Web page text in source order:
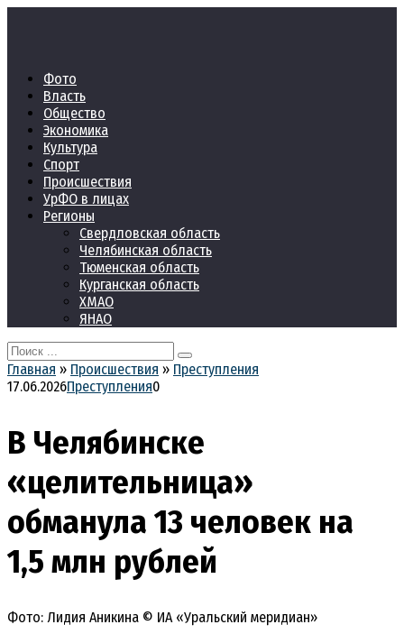
Фото
Власть
Общество
Экономика
Культура
Спорт
Происшествия
УрФО в лицах
Регионы
Свердловская область
Челябинская область
Тюменская область
Курганская область
ХМАО
ЯНАО
Search
for:
Главная » Происшествия » Преступления
17.06.2026Преступления0
В Челябинске
«целительница»
обманула 13 человек на
1,5 млн рублей
Фото: Лидия Аникина © ИА «Уральский меридиан»